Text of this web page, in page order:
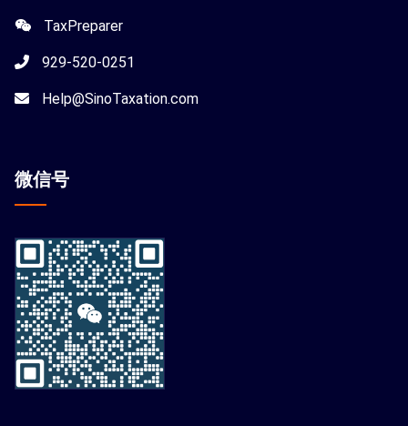
TaxPreparer
929-520-0251
Help@SinoTaxation.com
微信号